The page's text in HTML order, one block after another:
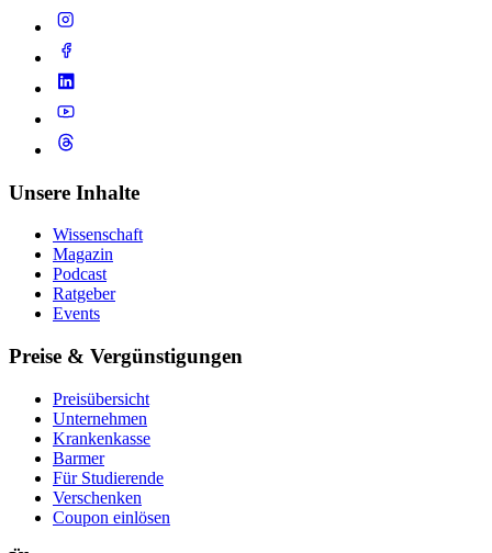
Unsere Inhalte
Wissenschaft
Magazin
Podcast
Ratgeber
Events
Preise & Vergünstigungen
Preisübersicht
Unternehmen
Krankenkasse
Barmer
Für Studierende
Ver­schen­ken
Coupon einlösen